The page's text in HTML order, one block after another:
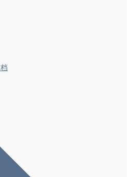
）结构化数据
结构化数据
（Quiz、Question 和 Answer）结构